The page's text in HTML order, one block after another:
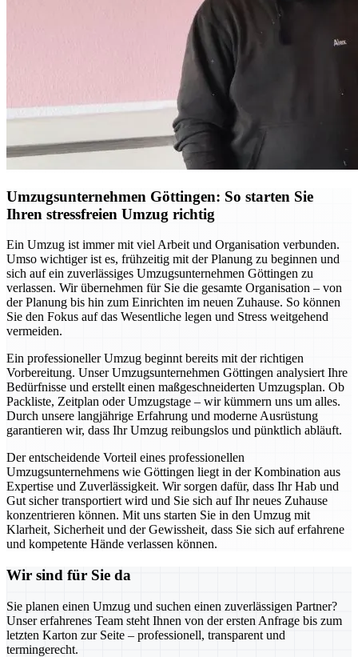
Umzugsunternehmen Göttingen: So starten Sie
Ihren stressfreien Umzug richtig
Ein Umzug ist immer mit viel Arbeit und Organisation verbunden.
Umso wichtiger ist es, frühzeitig mit der Planung zu beginnen und
sich auf ein zuverlässiges Umzugsunternehmen Göttingen zu
verlassen. Wir übernehmen für Sie die gesamte Organisation – von
der Planung bis hin zum Einrichten im neuen Zuhause. So können
Sie den Fokus auf das Wesentliche legen und Stress weitgehend
vermeiden.
Ein professioneller Umzug beginnt bereits mit der richtigen
Vorbereitung. Unser Umzugsunternehmen Göttingen analysiert Ihre
Bedürfnisse und erstellt einen maßgeschneiderten Umzugsplan. Ob
Packliste, Zeitplan oder Umzugstage – wir kümmern uns um alles.
Durch unsere langjährige Erfahrung und moderne Ausrüstung
garantieren wir, dass Ihr Umzug reibungslos und pünktlich abläuft.
Der entscheidende Vorteil eines professionellen
Umzugsunternehmens wie Göttingen liegt in der Kombination aus
Expertise und Zuverlässigkeit. Wir sorgen dafür, dass Ihr Hab und
Gut sicher transportiert wird und Sie sich auf Ihr neues Zuhause
konzentrieren können. Mit uns starten Sie in den Umzug mit
Klarheit, Sicherheit und der Gewissheit, dass Sie sich auf erfahrene
und kompetente Hände verlassen können.
Wir sind für Sie da
Sie planen einen Umzug und suchen einen zuverlässigen Partner?
Unser erfahrenes Team steht Ihnen von der ersten Anfrage bis zum
letzten Karton zur Seite – professionell, transparent und
termingerecht.